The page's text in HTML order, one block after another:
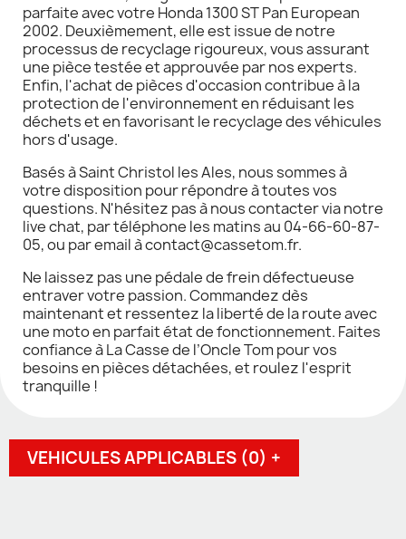
parfaite avec votre Honda 1300 ST Pan European
2002. Deuxièmement, elle est issue de notre
processus de recyclage rigoureux, vous assurant
une pièce testée et approuvée par nos experts.
Enfin, l'achat de pièces d'occasion contribue à la
protection de l'environnement en réduisant les
déchets et en favorisant le recyclage des véhicules
hors d'usage.
Basés à Saint Christol les Ales, nous sommes à
votre disposition pour répondre à toutes vos
questions. N'hésitez pas à nous contacter via notre
live chat, par téléphone les matins au 04-66-60-87-
05, ou par email à contact@cassetom.fr.
Ne laissez pas une pédale de frein défectueuse
entraver votre passion. Commandez dès
maintenant et ressentez la liberté de la route avec
une moto en parfait état de fonctionnement. Faites
confiance à La Casse de l’Oncle Tom pour vos
besoins en pièces détachées, et roulez l'esprit
tranquille !
VEHICULES APPLICABLES (0) +